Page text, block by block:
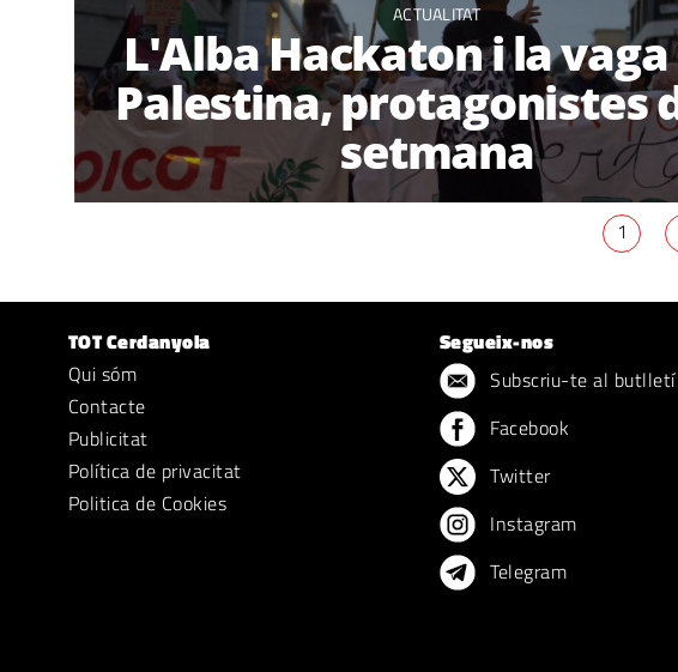
ACTUALITAT
L'Alba Hackaton i la
Palestina, protagonistes
setmana
1
TOT Cerdanyola
Qui sóm
Contacte
Publicitat
Política de privacitat
Politica de Cookies
Segueix-nos
Subscriu-te al butlletí
Facebook
Twitter
Instagram
Telegram